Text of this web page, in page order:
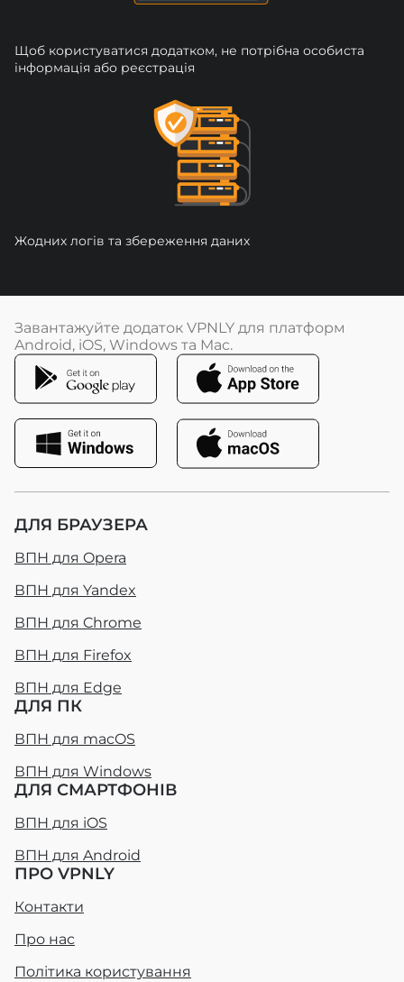
Щоб користуватися додатком, не потрібна особиста
інформація або реєстрація
Жодних логів та збереження даних
Завантажуйте додаток VPNLY для платформ
Android, iOS, Windows та Mac.
ДЛЯ БРАУЗЕРА
ВПН для Opera
ВПН для Yandex
ВПН для Chrome
ВПН для Firefox
ВПН для Edge
ДЛЯ ПК
ВПН для macOS
ВПН для Windows
ДЛЯ СМАРТФОНІВ
ВПН для iOS
ВПН для Android
ПРО VPNLY
Контакти
Про нас
Політика користування